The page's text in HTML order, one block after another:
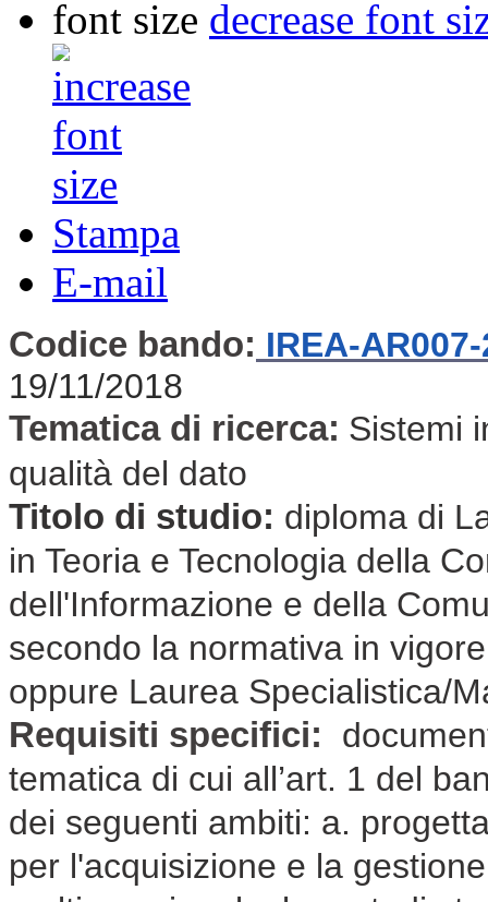
font size decrease font
Stampa
E-mail
Codice bando: IREA-
19/11/2018
Tematica di ricerca: Sistemi
qualità del dato
Titolo di studio: diploma di
in Teoria e Tecnologia della
dell'Informazione e della
secondo la normativa in
oppure Laurea Specialistica/
Requisiti specifici:
tematica di cui all’art. 1 del
dei seguenti ambiti: a.
per l'acquisizione e la